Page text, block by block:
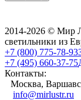
2014-2026 © Мир
светильники из
+7 (800) 775-78-93
+7 (495) 660-37-75
Контакты:
Москва,
info@mirlustr.ru